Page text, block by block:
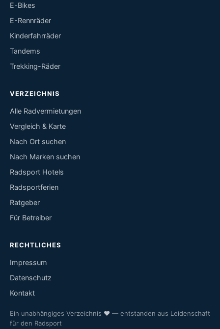
E-Bikes
E-Rennräder
Kinderfahrräder
Tandems
Trekking-Räder
VERZEICHNIS
Alle Radvermietungen
Vergleich & Karte
Nach Ort suchen
Nach Marken suchen
Radsport Hotels
Radsportferien
Ratgeber
Für Betreiber
RECHTLICHES
Impressum
Datenschutz
Kontakt
Ein unabhängiges Verzeichnis ♥ — entstanden aus Leidenschaft
für den Radsport